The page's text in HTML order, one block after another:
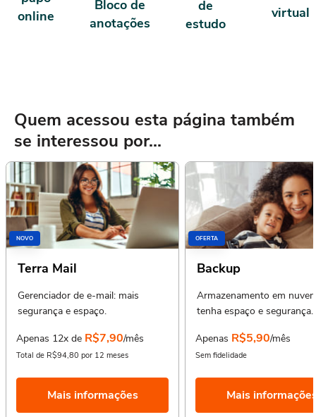
online
Bloco de
anotações
de
estudo
virtual
Quem acessou esta página também
se interessou por...
NOVO
Terra Mail
Gerenciador de e-mail: mais
segurança e espaço.
Apenas 12x de R$7,90/mês
Total de R$94,80 por 12 meses
Mais informações
OFERTA
Backup
Armazenamento em
tenha espaço e segurança.
Apenas R$5,90/mês
Sem fidelidade
Mais